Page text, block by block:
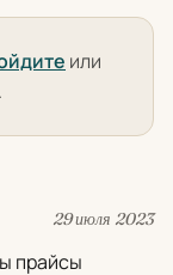
или
29 июля 2023
прайсы